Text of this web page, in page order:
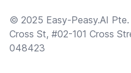
© 2025 Easy-Peasy.AI
Cross St, #02-101 Cross
048423